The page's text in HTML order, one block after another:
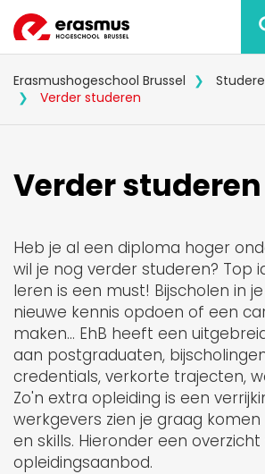
en
naar
de
inhoud
gaan
Erasmushogeschool Brussel
Verder studeren
Verder studeren
Heb je al een diploma hoger
wil je nog verder studeren? Top
leren is een must! Bijscholen in
nieuwe kennis opdoen of een
maken... EhB heeft een
aan postgraduaten,
credentials, verkorte trajecten,
Zo'n extra opleiding is een
werkgevers zien je graag
en skills. Hieronder een
opleidingsaanbod.